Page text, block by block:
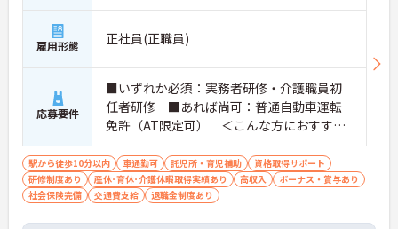
雇用形態 正社員(正職員)
応募要件
■いずれか必須：実務者研修・介護職員初
任者研修 ■あれば尚可：普通自動車運転
免許（AT限定可） ＜こんな方におすすめ
＞ワークライフバランスを大切にしたいと
お考えの方、入居者様それぞれに合わせ
た、温かいケアを提供したい方、これまで
の介護分野でのご経験を有効に活用したい
方
駅から徒歩10分以内 車通勤可 託児所・育児補助
資格取得サポート
研修制度あり
産休･育休･介護休暇取得実績あり 高収入
ボーナス・賞与あり
社会保険完備
交通費支給 退職金制度あり